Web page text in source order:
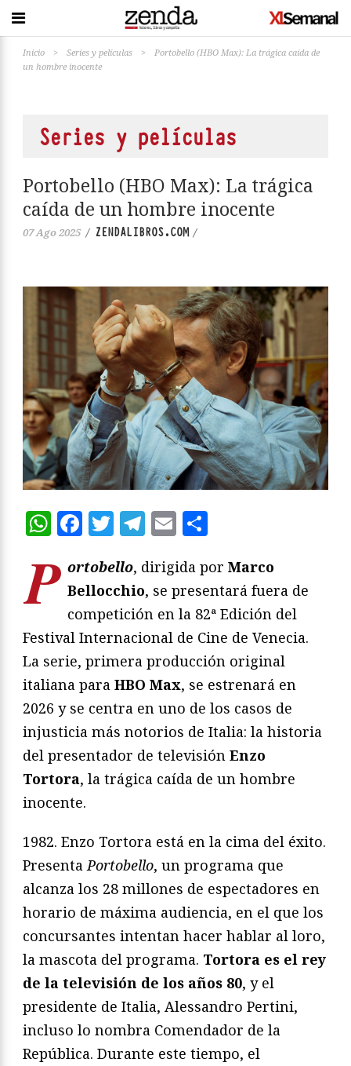
Inicio > Series y películas >
Portobello (HBO Max): La trágica caída de
un hombre inocente
Series y películas
Portobello (HBO Max): La trágica
caída de un hombre inocente
07 Ago 2025 / ZENDALIBROS.COM/
WhatsApp
Facebook
Twitter
Telegram
Email
P ortobello, dirigida por Marco
Bellocchio, se presentará fuera de
competición en la 82ª Edición del
Festival Internacional de Cine de Venecia.
La serie, primera producción original
italiana para HBO Max, se estrenará en
2026 y se centra en uno de los casos de
injusticia más notorios de Italia: la historia
del presentador de televisión Enzo
Tortora, la trágica caída de un hombre
inocente.
1982. Enzo Tortora está en la cima del éxito.
Presenta Portobello, un programa que
alcanza los 28 millones de espectadores en
horario de máxima audiencia, en el que los
concursantes intentan hacer hablar al loro,
la mascota del programa. Tortora es el rey
de la televisión de los años 80, y el
presidente de Italia, Alessandro Pertini,
incluso lo nombra Comendador de la
República. Durante este tiempo, el